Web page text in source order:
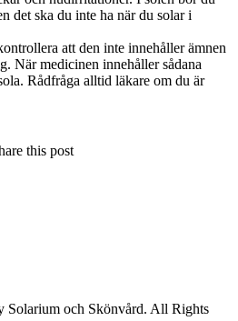
det ska du inte ha när du solar i
att den inte innehåller ämnen
När medicinen innehåller sådana
Rådfråga alltid läkare om du är
this post
och Skönvård. All Rights